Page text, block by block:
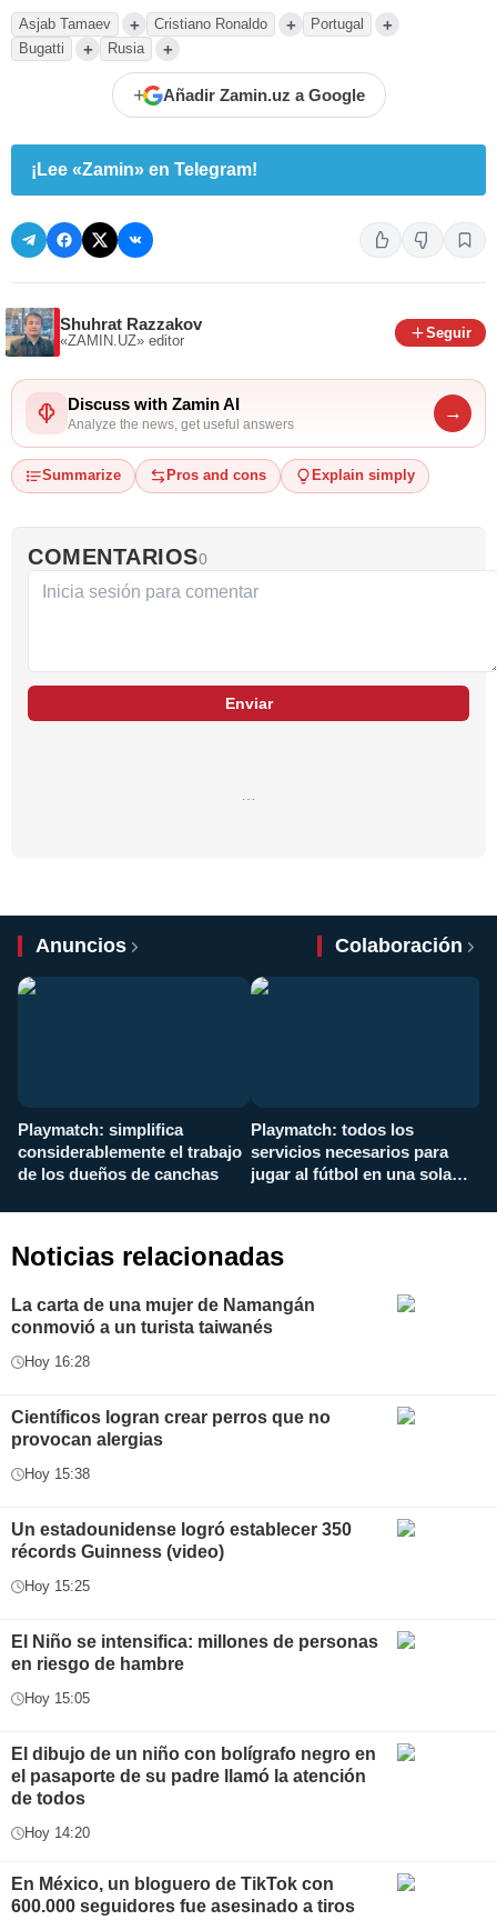
Asjab Tamaev + Cristiano Ronaldo + Portugal +
Bugatti + Rusia +
+ Añadir Zamin.uz a Google
¡Lee «Zamin» en Telegram!
Shuhrat Razzakov
«ZAMIN.UZ» editor
Seguir
Discuss with Zamin AI
Analyze the news, get useful answers
→
Summarize Pros and cons Explain simply
COMENTARIOS0
Enviar
…
Anuncios Colaboración
Playmatch: simplifica
considerablemente el trabajo
de los dueños de canchas
Playmatch: todos los
servicios necesarios para
jugar al fútbol en una sola
Noticias relacionadas
La carta de una mujer de Namangán
conmovió a un turista taiwanés
Hoy 16:28
Científicos logran crear perros que no
provocan alergias
Hoy 15:38
Un estadounidense logró establecer 350
récords Guinness (video)
Hoy 15:25
El Niño se intensifica: millones de personas
en riesgo de hambre
Hoy 15:05
El dibujo de un niño con bolígrafo negro en
el pasaporte de su padre llamó la atención
de todos
Hoy 14:20
En México, un bloguero de TikTok con
600.000 seguidores fue asesinado a tiros